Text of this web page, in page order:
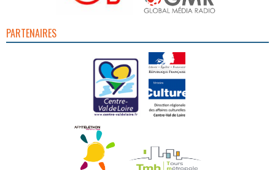
PARTENAIRES